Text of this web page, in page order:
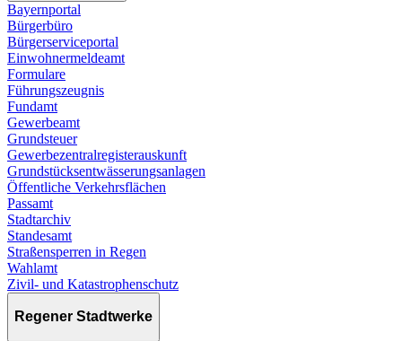
Bayernportal
Bürgerbüro
Bürgerserviceportal
Einwohnermeldeamt
Formulare
Führungszeugnis
Fundamt
Gewerbeamt
Grundsteuer
Gewerbezentralregisterauskunft
Grundstücksentwässerungsanlagen
Öffentliche Verkehrsflächen
Passamt
Stadtarchiv
Standesamt
Straßensperren in Regen
Wahlamt
Zivil- und Katastrophenschutz
Regener Stadtwerke